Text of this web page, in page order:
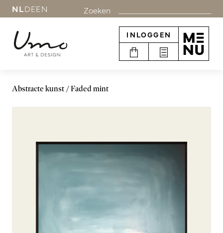
NLDEEN Zoeken
INLOGGEN
Abstracte kunst Faded mint